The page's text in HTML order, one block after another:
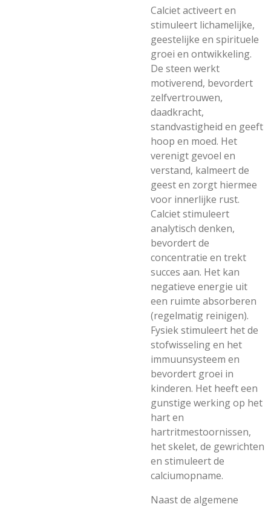
Calciet activeert en
stimuleert lichamelijke,
geestelijke en spirituele
groei en ontwikkeling.
De steen werkt
motiverend, bevordert
zelfvertrouwen,
daadkracht,
standvastigheid en geeft
hoop en moed. Het
verenigt gevoel en
verstand, kalmeert de
geest en zorgt hiermee
voor innerlijke rust.
Calciet stimuleert
analytisch denken,
bevordert de
concentratie en trekt
succes aan. Het kan
negatieve energie uit
een ruimte absorberen
(regelmatig reinigen).
Fysiek stimuleert het de
stofwisseling en het
immuunsysteem en
bevordert groei in
kinderen. Het heeft een
gunstige werking op het
hart en
hartritmestoornissen,
het skelet, de gewrichten
en stimuleert de
calciumopname.
Naast de algemene